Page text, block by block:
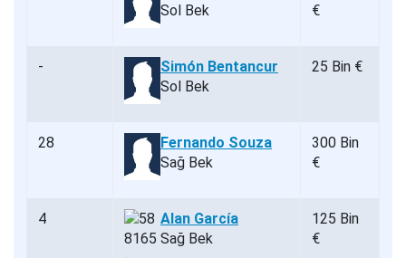
Sol Bek
€
-
Simón Bentancur
Sol Bek
25 Bin €
28
Fernando Souza
Sağ Bek
300 Bin
€
4
Alan García
Sağ Bek
125 Bin
€